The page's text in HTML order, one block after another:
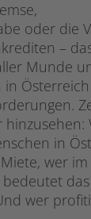
oder die
–
Munde
in
in
wer im
bedeutet
wer